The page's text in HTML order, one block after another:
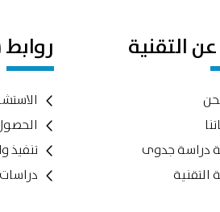
التقنية
دراسة جدوى
التقنية
تنفيذ